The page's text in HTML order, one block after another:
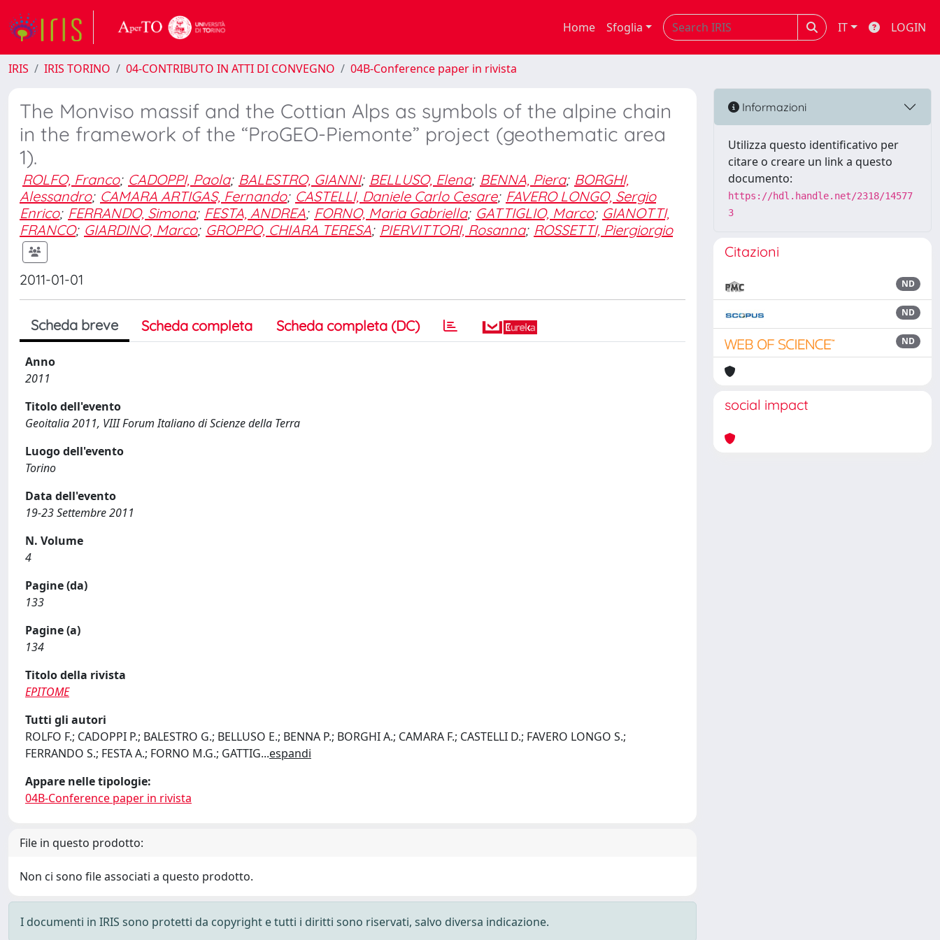
Home Sfoglia IT LOGIN
IRIS IRIS TORINO 04-CONTRIBUTO IN ATTI DI CONVEGNO 04B-Conference paper in rivista
The Monviso massif and the Cottian Alps as symbols of the alpine chain
in the framework of the “ProGEO-Piemonte” project (geothematic area
1).
ROLFO, Franco; CADOPPI, Paola; BALESTRO, GIANNI; BELLUSO, Elena; BENNA, Piera; BORGHI,
Alessandro; CAMARA ARTIGAS, Fernando; CASTELLI, Daniele Carlo Cesare; FAVERO LONGO, Sergio
Enrico; FERRANDO, Simona; FESTA, ANDREA; FORNO, Maria Gabriella; GATTIGLIO, Marco; GIANOTTI,
FRANCO; GIARDINO, Marco; GROPPO, CHIARA TERESA; PIERVITTORI, Rosanna; ROSSETTI, Piergiorgio
2011-01-01
Scheda breve Scheda completa Scheda completa (DC)
Anno
2011
Titolo dell'evento
Geoitalia 2011, VIII Forum Italiano di Scienze della Terra
Luogo dell'evento
Torino
Data dell'evento
19-23 Settembre 2011
N. Volume
4
Pagine (da)
133
Pagine (a)
134
Titolo della rivista
EPITOME
Tutti gli autori
ROLFO F.; CADOPPI P.; BALESTRO G.; BELLUSO E.; BENNA P.; BORGHI A.; CAMARA F.; CASTELLI D.; FAVERO LONGO S.;
FERRANDO S.; FESTA A.; FORNO M.G.; GATTIG...espandi
Appare nelle tipologie:
04B-Conference paper in rivista
File in questo prodotto:
Non ci sono file associati a questo prodotto.
I documenti in IRIS sono protetti da copyright e tutti i diritti sono riservati, salvo diversa indicazione.
Informazioni
Utilizza questo identificativo per
citare o creare un link a questo
documento:
https://hdl.handle.net/2318/14577
3
Citazioni
ND
ND
ND
social impact